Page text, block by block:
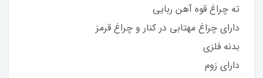
ته چراغ قوه آهن ربایی
دارای چراغ مهتابی در کنار و چراغ قرمز
بدنه فلزی
دارای زوم